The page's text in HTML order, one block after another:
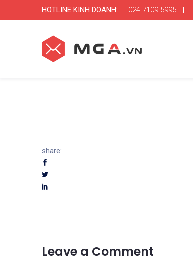
HOTLINE KINH DOANH: 024 7109 5995 |
share:
Leave a Comment